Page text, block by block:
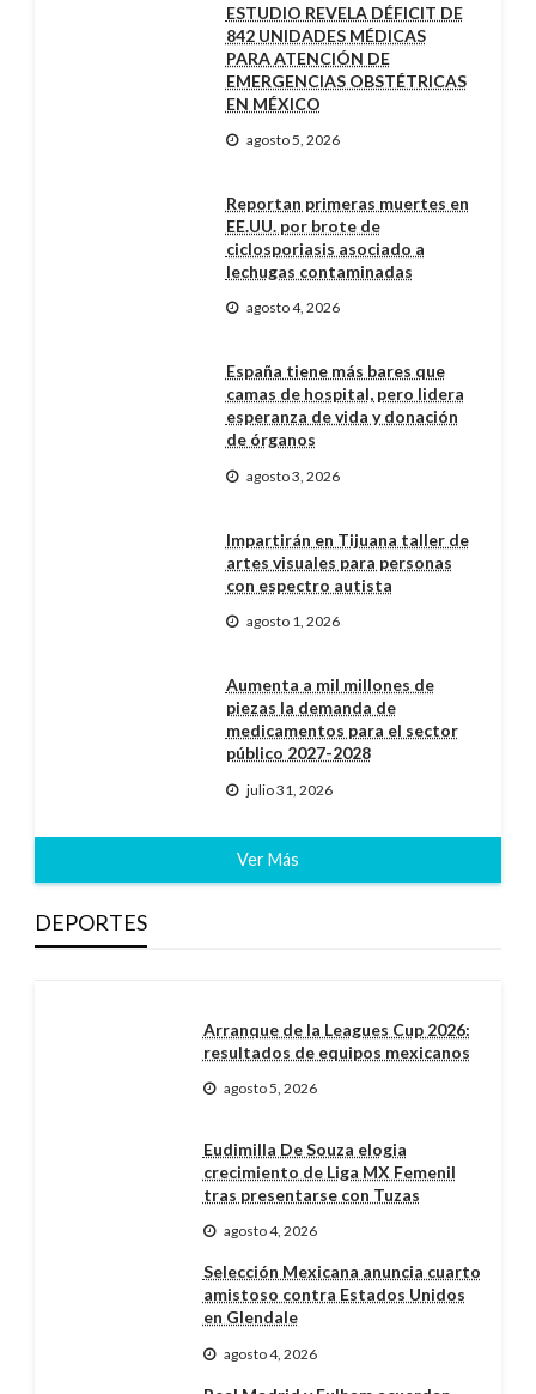
ESTUDIO REVELA DÉFICIT DE
842 UNIDADES MÉDICAS
PARA ATENCIÓN DE
EMERGENCIAS OBSTÉTRICAS
EN MÉXICO
agosto 5, 2026
Reportan primeras muertes en
EE.UU. por brote de
ciclosporiasis asociado a
lechugas contaminadas
agosto 4, 2026
España tiene más bares que
camas de hospital, pero lidera
esperanza de vida y donación
de órganos
agosto 3, 2026
Impartirán en Tijuana taller de
artes visuales para personas
con espectro autista
agosto 1, 2026
Aumenta a mil millones de
piezas la demanda de
medicamentos para el sector
público 2027-2028
julio 31, 2026
Ver Más
DEPORTES
Arranque de la Leagues Cup 2026:
resultados de equipos mexicanos
agosto 5, 2026
Eudimilla De Souza elogia
crecimiento de Liga MX Femenil
tras presentarse con Tuzas
agosto 4, 2026
Selección Mexicana anuncia cuarto
amistoso contra Estados Unidos
en Glendale
agosto 4, 2026